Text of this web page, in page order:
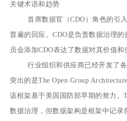
关键术语和趋势
首席数据官（CDO）角色的引入
普遍的回应。CDO是负责数据治理
员会添加CDO表达了数据对其价值和
行业组织和供应商已经开发了各
突出的是The Open Group
该框架基于美国国防部早期的努力。
数据治理，但数据架构是框架中记录